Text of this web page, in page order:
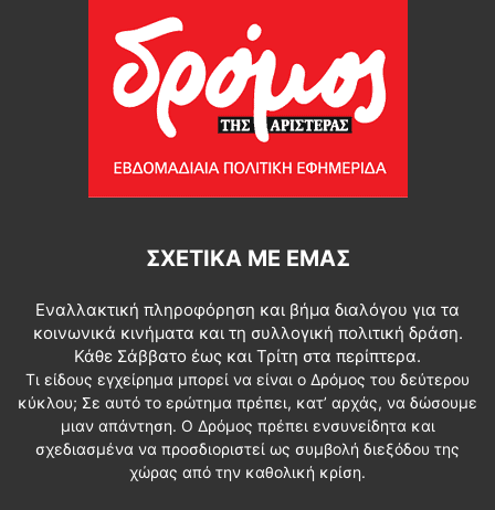
ΣΧΕΤΙΚΆ ΜΕ ΕΜΆΣ
Εναλλακτική πληροφόρηση και βήμα διαλόγου για τα
κοινωνικά κινήματα και τη συλλογική πολιτική δράση.
Κάθε Σάββατο έως και Τρίτη στα περίπτερα.
Τι είδους εγχείρημα μπορεί να είναι ο Δρόμος του δεύτερου
κύκλου; Σε αυτό το ερώτημα πρέπει, κατ’ αρχάς, να δώσουμε
μιαν απάντηση. Ο Δρόμος πρέπει ενσυνείδητα και
σχεδιασμένα να προσδιοριστεί ως συμβολή διεξόδου της
χώρας από την καθολική κρίση.